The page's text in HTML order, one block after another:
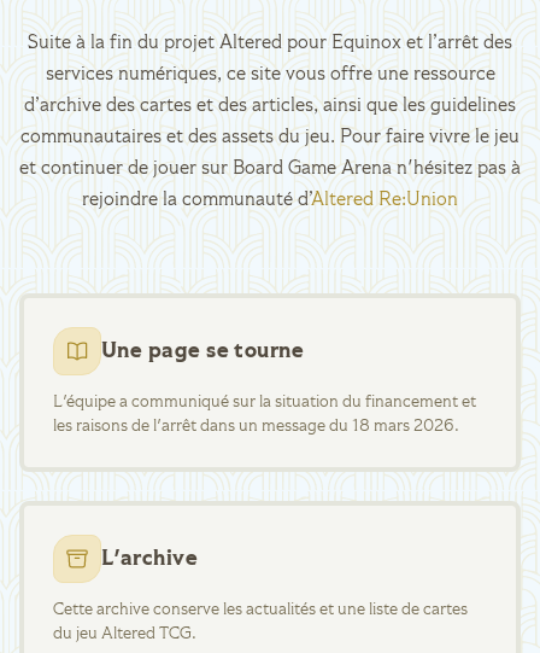
Suite à la fin du projet Altered pour Equinox et l’arrêt des
services numériques, ce site vous offre une ressource
d’archive des cartes et des articles, ainsi que les guidelines
communautaires et des assets du jeu. Pour faire vivre le jeu
et continuer de jouer sur Board Game Arena n'hésitez pas à
rejoindre la communauté d’Altered Re:Union
Une page se tourne
L'équipe a communiqué sur la situation du financement et
les raisons de l'arrêt dans un message du 18 mars 2026.
L'archive
Cette archive conserve les actualités et une liste de cartes
du jeu Altered TCG.